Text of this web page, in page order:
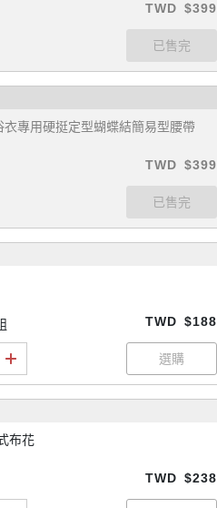
TWD $399
衣專用硬挺定型蝴蝶結簡易型腰帶
TWD $399
TWD $188
布花
TWD $238